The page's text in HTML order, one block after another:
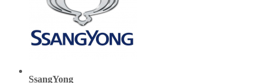
SsangYong